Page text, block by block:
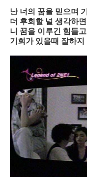
난 너의 꿈을 믿으며
더 후회할 널 생각하
니 꿈을 이루긴 힘들
기회가 있을때 잘하